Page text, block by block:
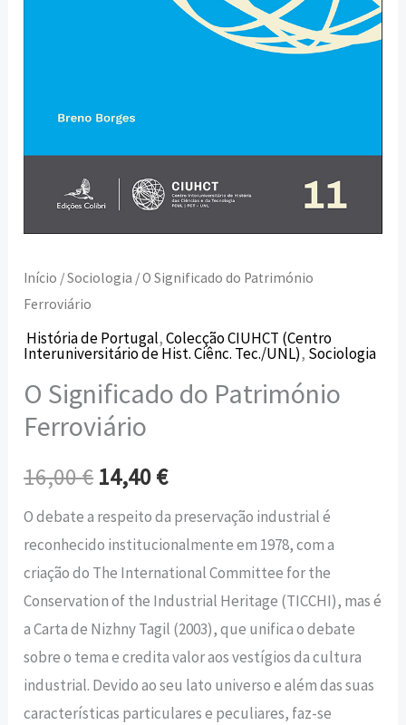
Início /Sociologia / O Significado do Património
Ferroviário
História de Portugal,Colecção CIUHCT (Centro
Interuniversitário de Hist. Ciênc. Tec./UNL), Sociologia
O Significado do Património
Ferroviário
16,00€ 14,40€
O debate a respeito da preservação industrial é
reconhecido institucionalmente em 1978, com a
criação do The International Committee for the
Conservation of the Industrial Heritage (TICCHI), mas é
a Carta de Nizhny Tagil (2003), que unifica o debate
sobre o tema e credita valor aos vestígios da cultura
industrial. Devido ao seu lato universo e além das suas
características particulares e peculiares, faz-se